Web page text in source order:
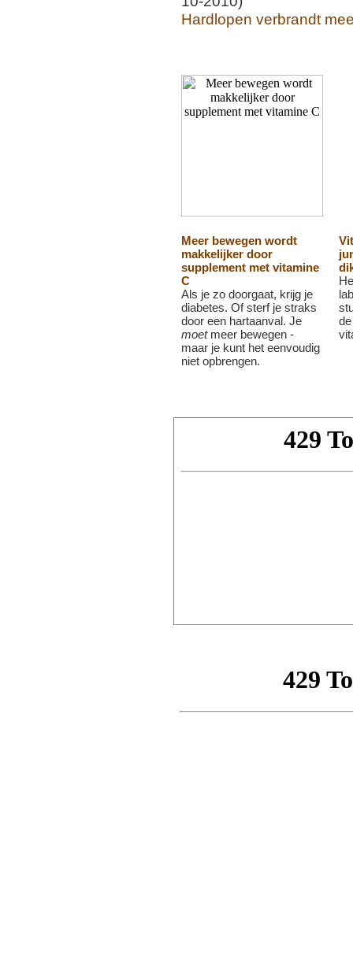
Hardlopen verbrandt
Meer bewegen wordt
makkelijker door
supplement met vitamine
C
Als je zo doorgaat, krijg je
diabetes. Of sterf je straks
door een hartaanval. Je
moetmeer bewegen -
maar je kunt het eenvoudig
niet opbrengen.